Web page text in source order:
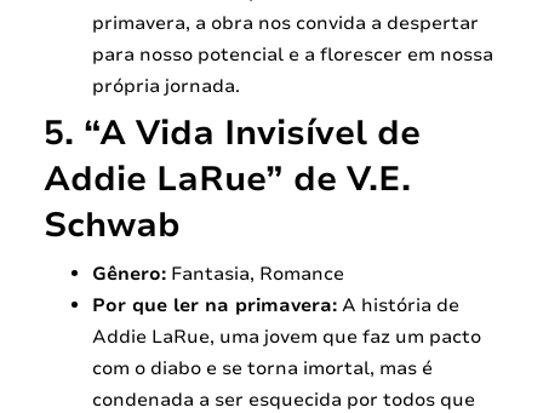
primavera, a obra nos convida a despertar
para nosso potencial e a florescer em nossa
própria jornada.
5. “A Vida Invisível de
Addie LaRue” de V.E.
Schwab
Gênero: Fantasia, Romance
Por que ler na primavera: A história de
Addie LaRue, uma jovem que faz um pacto
com o diabo e se torna imortal, mas é
condenada a ser esquecida por todos que